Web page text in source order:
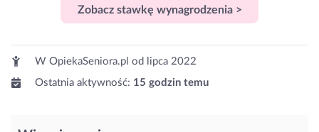
Zobacz stawkę wynagrodzenia >
W OpiekaSeniora.pl od
lipca 2022
Ostatnia aktywność: 15 godzin temu